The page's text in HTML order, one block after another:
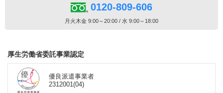
0120-809-606
月火木金 9:00～20:00 / 水 9:00～18:00
厚生労働省委託事業認定
優良派遣事業者
2312001(04)